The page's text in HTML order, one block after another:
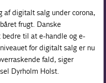
af digitalt salg under corona,
frugt. Danske
til at e-handle og e-
for digitalt salg er nu
fald, siger
Dyrholm Holst.